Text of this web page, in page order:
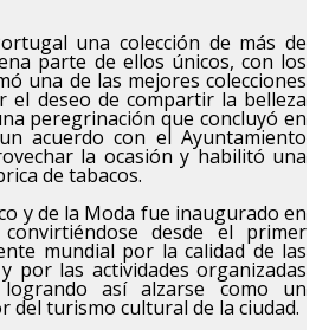
una colección de más de
parte de ellos únicos, con los
una de las mejores colecciones
el deseo de compartir la belleza
peregrinación que concluyó en
acuerdo con el Ayuntamiento
la ocasión y habilitó una
de tabacos.
y de la Moda fue inaugurado en
desde el primer
mundial por la calidad de las
por las actividades organizadas
así alzarse como un
del turismo cultural de la ciudad.